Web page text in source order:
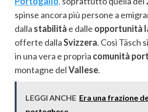
spinse ancora più persone a
dalla stabilità e dalle opportunità
offerte dallaSvizzera. Così Täsch
in una vera e propria comunità
montagne delVallese.
LEGGI ANCHE Era una frazione